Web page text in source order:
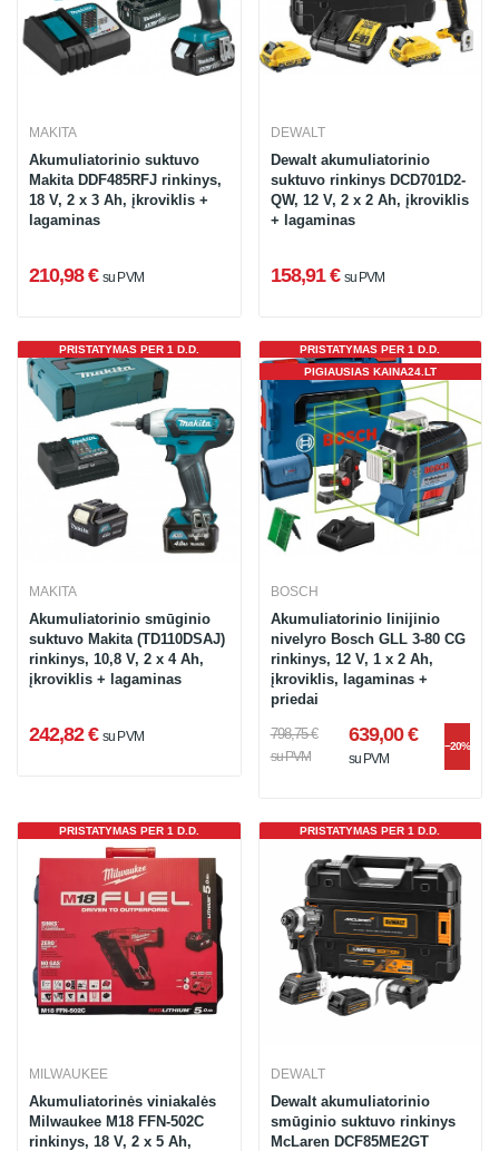
MAKITA
Akumuliatorinio suktuvo
Makita DDF485RFJ rinkinys,
18 V, 2 x 3 Ah, įkroviklis +
lagaminas
210,98 € su PVM
DEWALT
Dewalt akumuliatorinio
suktuvo rinkinys DCD701D2-
QW, 12 V, 2 x 2 Ah, įkroviklis
+ lagaminas
158,91 € su PVM
PRISTATYMAS PER 1 D.D.
MAKITA
Akumuliatorinio smūginio
suktuvo Makita (TD110DSAJ)
rinkinys, 10,8 V, 2 x 4 Ah,
įkroviklis + lagaminas
242,82 € su PVM
PIGIAUSIAS KAINA24.LT
PRISTATYMAS PER 1 D.D.
BOSCH
Akumuliatorinio linijinio
nivelyro Bosch GLL 3-80 CG
rinkinys, 12 V, 1 x 2 Ah,
įkroviklis, lagaminas +
priedai
798,75 €
su PVM
639,00 €
su PVM
−20%
PRISTATYMAS PER 1 D.D.
MILWAUKEE
Akumuliatorinės viniakalės
Milwaukee M18 FFN-502C
rinkinys, 18 V, 2 x 5 Ah,
PRISTATYMAS PER 1 D.D.
DEWALT
Dewalt akumuliatorinio
smūginio suktuvo rinkinys
McLaren DCF85ME2GT